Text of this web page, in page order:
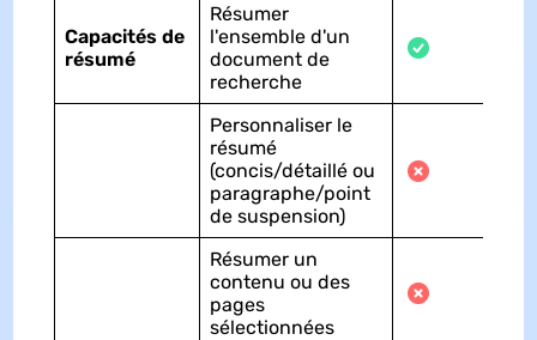
Capacités de
résumé
Résumer
l'ensemble d'un
document de
recherche
Personnaliser le
résumé
(concis/détaillé ou
paragraphe/point
de suspension)
Résumer un
contenu ou des
pages
sélectionnées